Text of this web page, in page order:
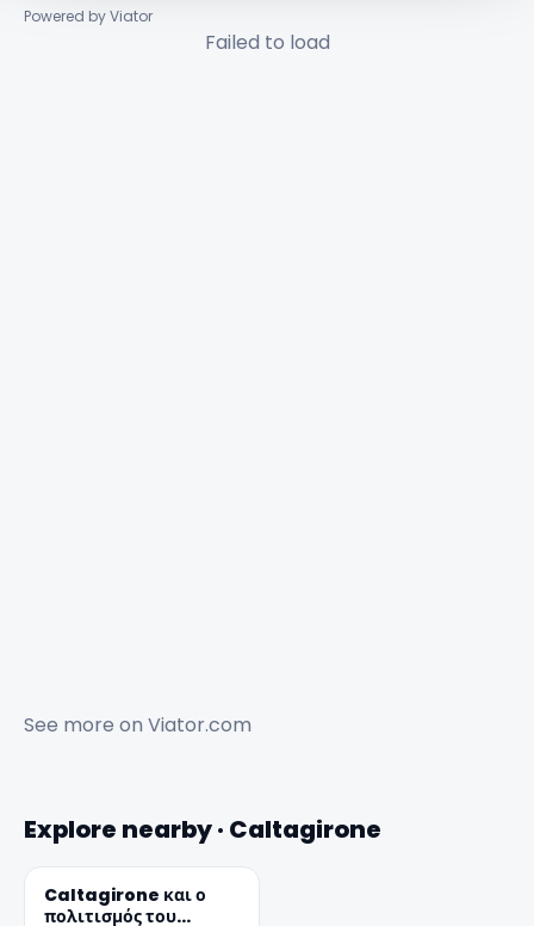
Powered by Viator
Failed to load
See more on Viator.com
Explore nearby · Caltagirone
Caltagirone και ο
πολιτισμός του